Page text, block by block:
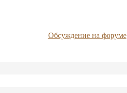
Обсуждение на форуме